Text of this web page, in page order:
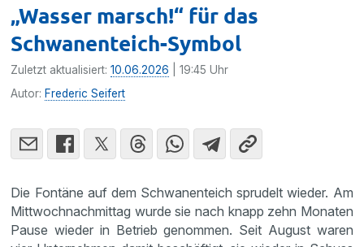
„Wasser marsch!“ für das
Schwanenteich-Symbol
Zuletzt aktualisiert:10.06.2026 | 19:45 Uhr
Autor: Frederic Seifert
Die Fontäne auf dem Schwanenteich sprudelt wieder. Am
Mittwochnachmittag wurde sie nach knapp zehn Monaten
Pause wieder in Betrieb genommen. Seit August waren